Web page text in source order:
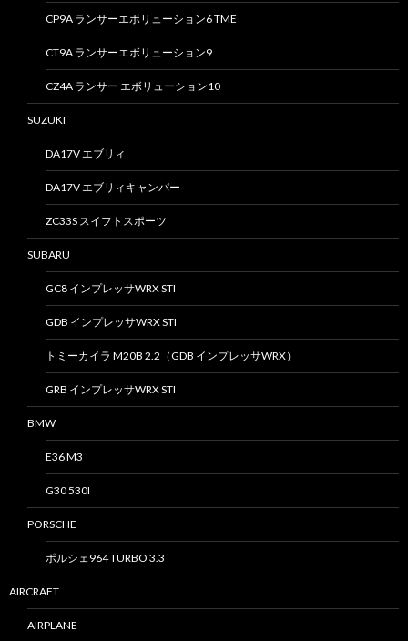
CP9A ランサーエボリューション6 TME
CT9A ランサーエボリューション9
CZ4A ランサー エボリューション10
SUZUKI
DA17V エブリィ
DA17V エブリィキャンパー
ZC33S スイフトスポーツ
SUBARU
GC8 インプレッサWRX STI
GDB インプレッサWRX STI
トミーカイラ M20B 2.2（GDB インプレッサWRX）
GRB インプレッサWRX STI
BMW
E36 M3
G30 530I
PORSCHE
ポルシェ964 TURBO 3.3
AIRCRAFT
AIRPLANE